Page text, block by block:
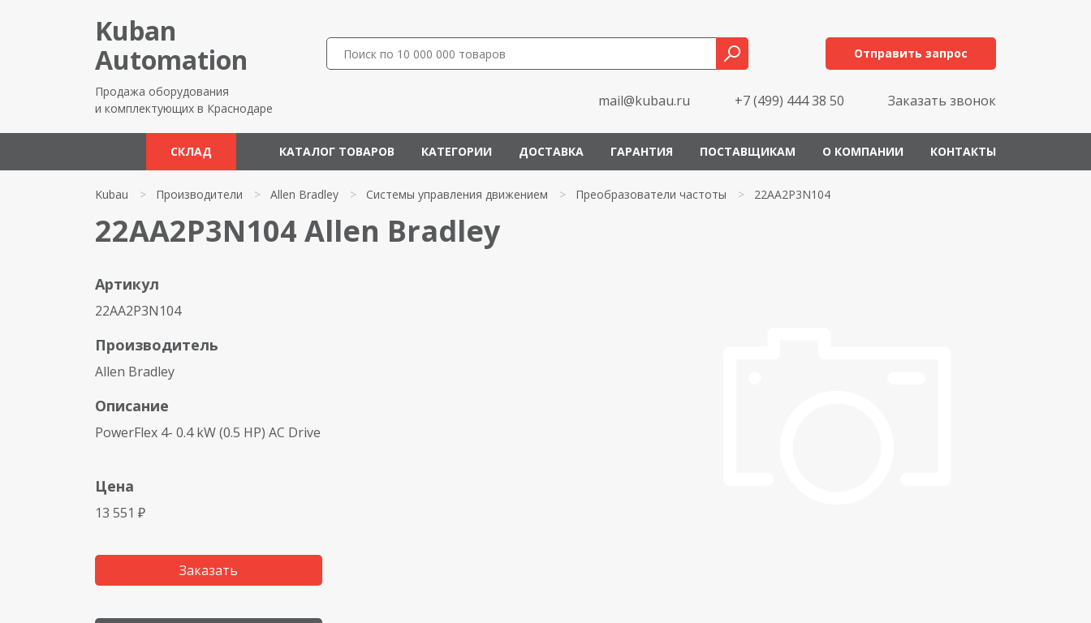
Kuban
Automation
Продажа оборудования
и комплектующих в Краснодаре
Отправить запрос
mail@kubau.ru +7 (499) 444 38 50 Заказать звонок
СКЛАД КАТАЛОГ ТОВАРОВ КАТЕГОРИИ ДОСТАВКА ГАРАНТИЯ ПОСТАВЩИКАМ О КОМПАНИИ КОНТАКТЫ
Kubau > Производители > Allen Bradley > Системы управления движением > Преобразователи частоты > 22AA2P3N104
22AA2P3N104 Allen Bradley
Артикул
22AA2P3N104
Производитель
Allen Bradley
Описание
PowerFlex 4- 0.4 kW (0.5 HP) AC Drive
Цена
13 551 ₽
Заказать